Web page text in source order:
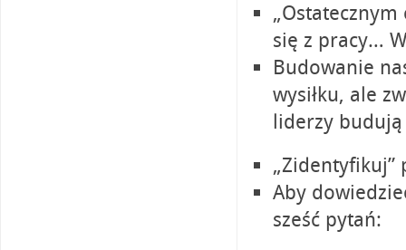
się z pracy…
Budowanie
wysiłku, ale
liderzy budują
Aby
sześć pytań: